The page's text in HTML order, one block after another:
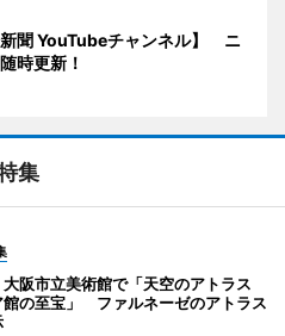
新聞 YouTubeチャンネル】 ニ
時更新！
集
大阪市立美術館で「天空のアトラス
館の至宝」 ファルネーゼのアトラス